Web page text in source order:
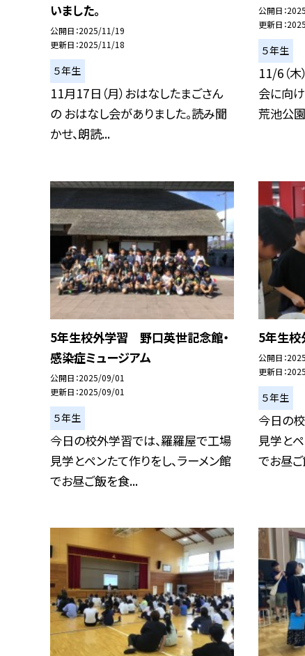
いました。
公開日 2025/11/19
更新日 2025/11/18
５年生
11月17日（月）おはなしたまごさん
の おはなし会がありました。読み聞
かせ、朗読...
公開日
更新日
５年生
11/6（
会に向
荒池公
5年生校外学習 野口英世記念館・
感染症ミュージアム
公開日 2025/09/01
更新日 2025/09/01
５年生
今日の校外学習では、羅羅屋で工場
見学とペンたて作りをし、ラーメン館
でお昼ご飯を食...
5年生
公開日
更新日
５年生
今日の
見学と
でお昼